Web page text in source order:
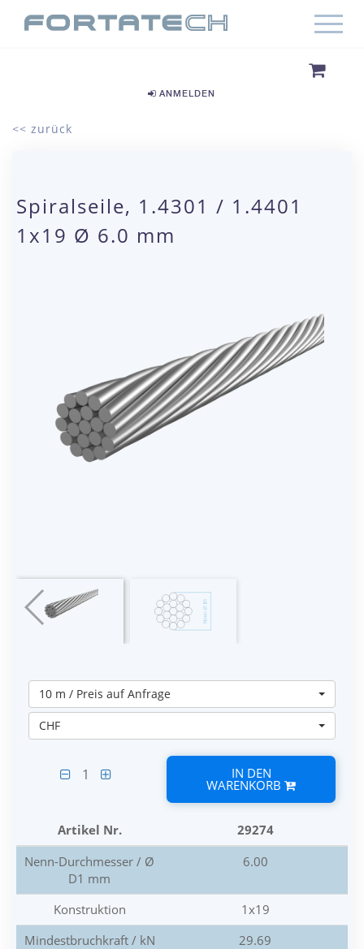
ANMELDEN
<< zurück
Spiralseile, 1.4301 / 1.4401
1x19 Ø 6.0 mm
10 m / Preis auf Anfrage
CHF
1 IN DEN
WARENKORB
Artikel Nr.
29274
Nenn-Durchmesser / Ø
D1 mm
6.00
Konstruktion
1x19
Mindestbruchkraft / kN
29.69